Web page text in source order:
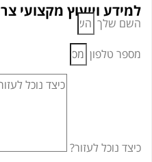
וייעוץ מקצועי צרו קשר!
לעזור?